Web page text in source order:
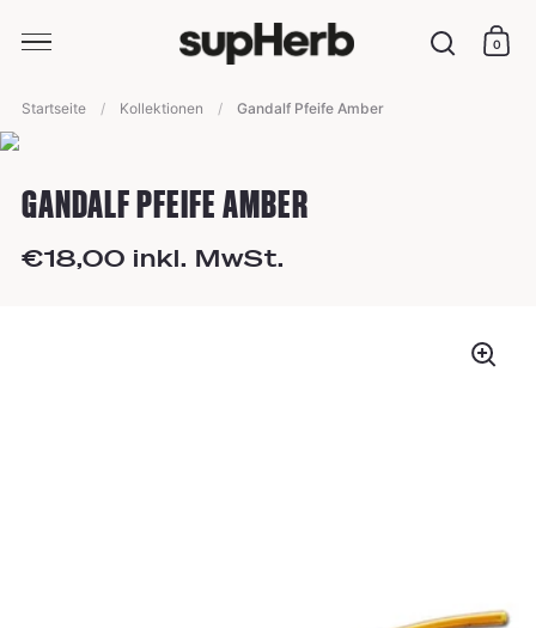
Suche
0
Startseite / Kollektionen / Gandalf Pfeife Amber
GANDALF PFEIFE AMBER
€18,00 inkl. MwSt.